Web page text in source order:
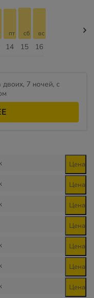
14
пт
15
сб
16
вс
двоих, 7 ночей, c
Цена
Цена
Цена
Цена
Цена
Цена
Цена